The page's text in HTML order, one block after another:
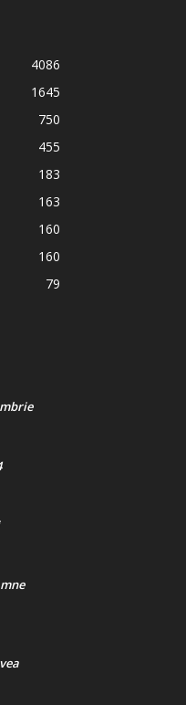
4086
1645
750
455
183
163
160
160
79